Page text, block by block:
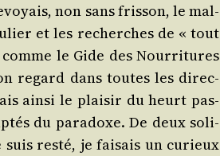
non sans fris­son, le mal­
et les recherches de « tout
le Gide des Nour­ri­tures
regard dans toutes les direc­
ain­si le plai­sir du heurt pas­
du para­doxe. De deux soli­
res­té, je fai­sais un curieux